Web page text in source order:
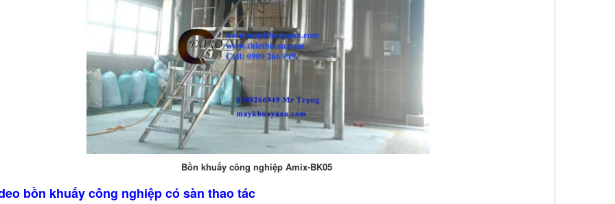
Bồn khuấy công nghiệp Amix-BK05
bồn khuấy công nghiệp có sàn thao tác